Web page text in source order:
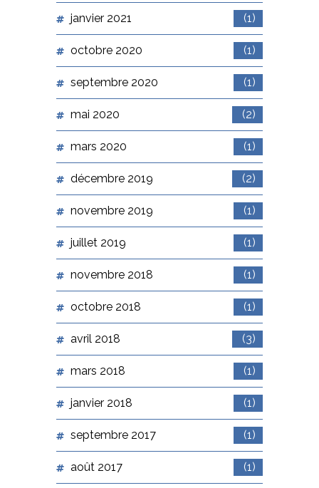
janvier 2021 (1)
octobre 2020 (1)
septembre 2020 (1)
mai 2020 (2)
mars 2020 (1)
décembre 2019 (2)
novembre 2019 (1)
juillet 2019 (1)
novembre 2018 (1)
octobre 2018 (1)
avril 2018 (3)
mars 2018 (1)
janvier 2018 (1)
septembre 2017 (1)
août 2017 (1)